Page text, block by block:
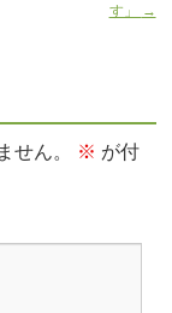
す」
→
せん。 ※ が付